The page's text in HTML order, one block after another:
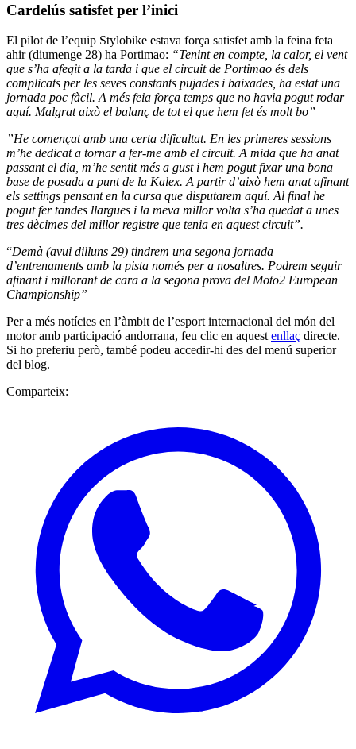
Cardelús satisfet per l’inici
El pilot de l’equip Stylobike estava força satisfet amb la feina feta
ahir (diumenge 28) ha Portimao: “Tenint en compte, la calor, el vent
que s’ha afegit a la tarda i que el circuit de Portimao és dels
complicats per les seves constants pujades i baixades, ha estat una
jornada poc fàcil. A més feia força temps que no havia pogut rodar
aquí. Malgrat això el balanç de tot el que hem fet és molt bo”
”He començat amb una certa dificultat. En les primeres sessions
m’he dedicat a tornar a fer-me amb el circuit. A mida que ha anat
passant el dia, m’he sentit més a gust i hem pogut fixar una bona
base de posada a punt de la Kalex. A partir d’això hem anat afinant
els settings pensant en la cursa que disputarem aquí. Al final he
pogut fer tandes llargues i la meva millor volta s’ha quedat a unes
tres dècimes del millor registre que tenia en aquest circuit”.
“Demà (avui dilluns 29) tindrem una segona jornada
d’entrenaments amb la pista només per a nosaltres. Podrem seguir
afinant i millorant de cara a la segona prova del Moto2 European
Championship”
Per a més notícies en l’àmbit de l’esport internacional del món del
motor amb participació andorrana, feu clic en aquestenllaç directe.
Si ho preferiu però, també podeu accedir-hi des del menú superior
del blog.
Comparteix: